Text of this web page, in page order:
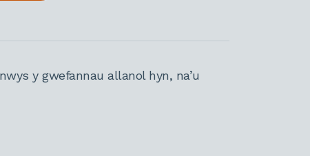
y gwefannau allanol hyn, na’u